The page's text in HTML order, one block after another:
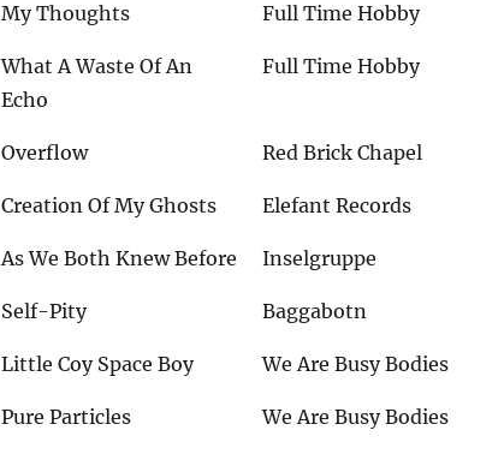
My Thoughts Full Time Hobby
What A Waste Of An
Echo
Full Time Hobby
Overflow Red Brick Chapel
Creation Of My Ghosts Elefant Records
As We Both Knew Before Inselgruppe
Self-Pity Baggabotn
Little Coy Space Boy We Are Busy Bodies
Pure Particles We Are Busy Bodies